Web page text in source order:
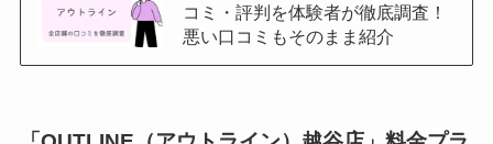
コミ・評判を体験者が徹底調査！
悪い口コミもそのまま紹介